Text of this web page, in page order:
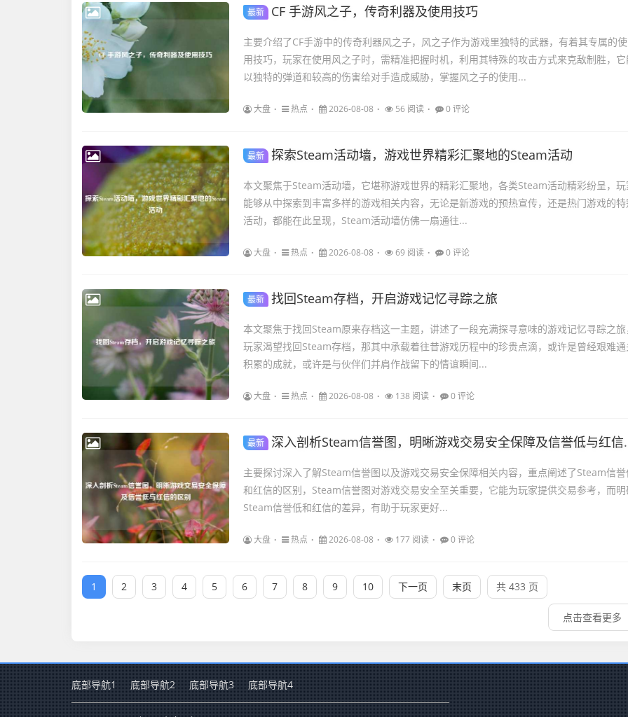
最新 CF 手游风之子，传奇利器及使用技巧
主要介绍了CF手游中的传奇利器风之子，风之子作为游戏里独特的武器，有着其专属的使
用技巧，玩家在使用风之子时，需精准把握时机，利用其特殊的攻击方式来克敌制胜，
以独特的弹道和较高的伤害给对手造成威胁，掌握风之子的使用...
大盘 热点 2026-08-08 56 阅读 0 评论
最新 探索Steam活动墙，游戏世界精彩汇聚地的Steam活动
本文聚焦于Steam活动墙，它堪称游戏世界的精彩汇聚地，各类Steam活动精彩纷呈，
能够从中探索到丰富多样的游戏相关内容，无论是新游戏的预热宣传，还是热门游戏的
活动，都能在此呈现，Steam活动墙仿佛一扇通往...
大盘 热点 2026-08-08 69 阅读 0 评论
最新 找回Steam存档，开启游戏记忆寻踪之旅
本文聚焦于找回Steam原来存档这一主题，讲述了一段充满探寻意味的游戏记忆寻踪之
玩家渴望找回Steam存档，那其中承载着往昔游戏历程中的珍贵点滴，或许是曾经艰难
积累的成就，或许是与伙伴们并肩作战留下的情谊瞬间...
大盘 热点 2026-08-08 138 阅读 0 评论
最新 深入剖析Steam信誉图，明晰游戏交易安全保障及信誉低与红信的区别
主要探讨深入了解Steam信誉图以及游戏交易安全保障相关内容，重点阐述了Steam信
和红信的区别，Steam信誉图对游戏交易安全至关重要，它能为玩家提供交易参考，而
Steam信誉低和红信的差异，有助于玩家更好...
大盘 热点 2026-08-08 177 阅读 0 评论
1 2 3 4 5 6 7 8 9 10 下一页 末页 共 433 页
点击查看更多
底部导航1 底部导航2 底部导航3 底部导航4